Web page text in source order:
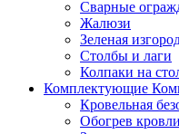
Сварные
Жалюзи
Зеленая
Столбы и лаги
Колпаки на
Комплектующие
Кровельная
Обогрев